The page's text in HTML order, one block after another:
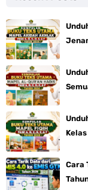
Cara